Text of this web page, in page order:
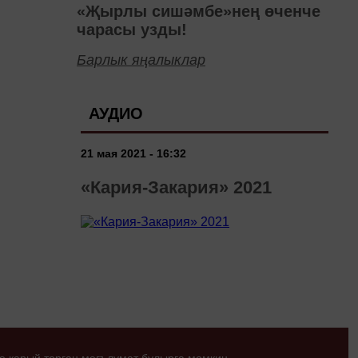
«Җырлы сишәмбе»нең өченче
чарасы узды!
Барлык яңалыклар
АУДИО
21 мая 2021 - 16:32
«Кария-Закария» 2021